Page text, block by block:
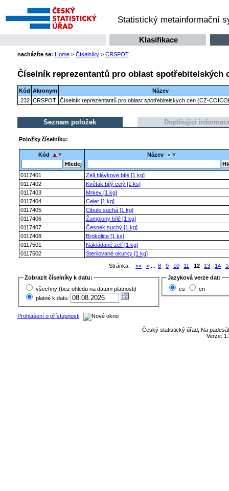
Statistický metainformační
Klasifikace
nacházíte se: Home> Číselníky> CRSPOT
Číselník reprezentantů pro oblast spotřebitelských
Kód Akronym
Název
232 CRSPOT Číselník reprezentantů pro oblast spotřebitelských cen (CZ-
Seznam položek Doplňující
Položky číselníku:
Kód Název
0117401
Zelí hlávkové bílé [1 kg]
0117402
Květák bílý celý [1 ks]
0117403
Mrkev [1 kg]
0117404
Celer [1 kg]
0117405
Cibule suchá [1 kg]
0117406
Žampiony bílé [1 kg]
0117407
Česnek suchý [1 kg]
0117408
Brokolice [1 ks]
0117501
Nakládané zelí [1 kg]
0117502
Sterilované okurky [1 kg]
Stránka:
<< <... 8 9 10 11 12 13 14
Zobrazit číselníky k datu:
všechny (bez ohledu na datum platnosti)
platné k datu:
Jazyková verze dat:
cs
en
Prohlášení o přístupnosti
Český statistický úřad, Na
Verze: